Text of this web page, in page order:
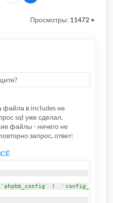
Просмотры: 11472 •
файла в includes не
sql уже сделал.
файлы - ничего не
запрос, ответ:
`phpbb_config` ( `config_name`